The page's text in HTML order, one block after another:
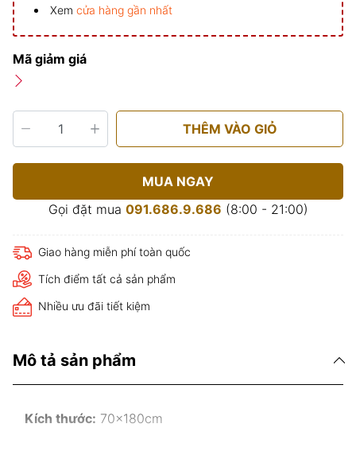
Xem cửa hàng gần nhất
Mã giảm giá
THÊM VÀO GIỎ
MUA NGAY
Gọi đặt mua 091.686.9.686 (8:00 - 21:00)
Giao hàng miễn phí toàn quốc
Tích điểm tất cả sản phẩm
Nhiều ưu đãi tiết kiệm
Mô tả sản phẩm
Kích thước: 70x180cm